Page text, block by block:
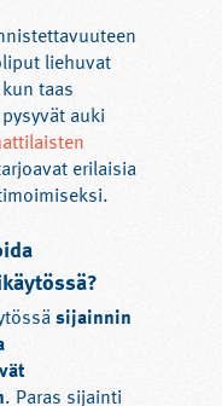
liehuvat
taas
auki
erilaisia
sijainnin
. Paras sijainti